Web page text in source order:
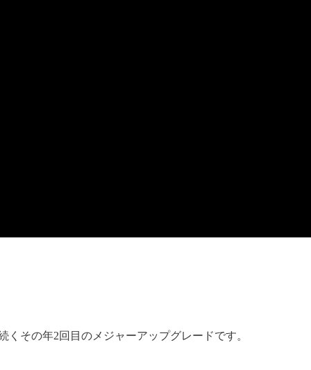
くその年2回目のメジャーアップグレードです。